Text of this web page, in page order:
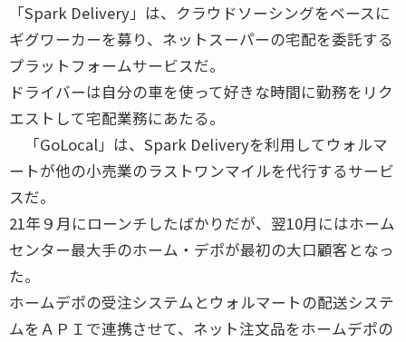
「Spark Delivery」は、クラウドソーシングをベースに
ギグワーカーを募り、ネットスーパーの宅配を委託する
プラットフォームサービスだ。
ドライバーは自分の車を使って好きな時間に勤務をリク
エストして宅配業務にあたる。
「GoLocal」は、Spark Deliveryを利用してウォルマ
ートが他の小売業のラストワンマイルを代行するサービ
スだ。
21年９月にローンチしたばかりだが、翌10月にはホーム
センター最大手のホーム・デポが最初の大口顧客となっ
た。
ホームデポの受注システムとウォルマートの配送システ
ムをＡＰＩで連携させて、ネット注文品をホームデポの